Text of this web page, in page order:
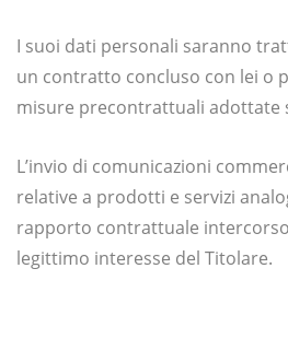
I suoi dati personali saranno
un contratto concluso con lei o
misure precontrattuali adottate
L’invio di comunicazioni
relative a prodotti e servizi
rapporto contrattuale
legittimo interesse del Titolare.